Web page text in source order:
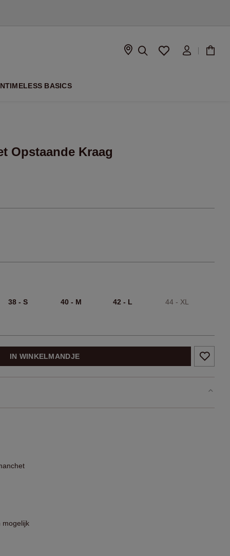
TIMELESS BASICS
Opstaande Kraag
38 - S 40 - M 42 - L 44 - XL
IN WINKELMANDJE
mogelijk